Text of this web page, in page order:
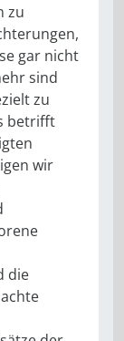
zu
gar nicht
sind
zu
betrifft
wir
die